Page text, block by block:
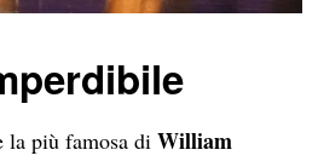
la più famosa diWilliam